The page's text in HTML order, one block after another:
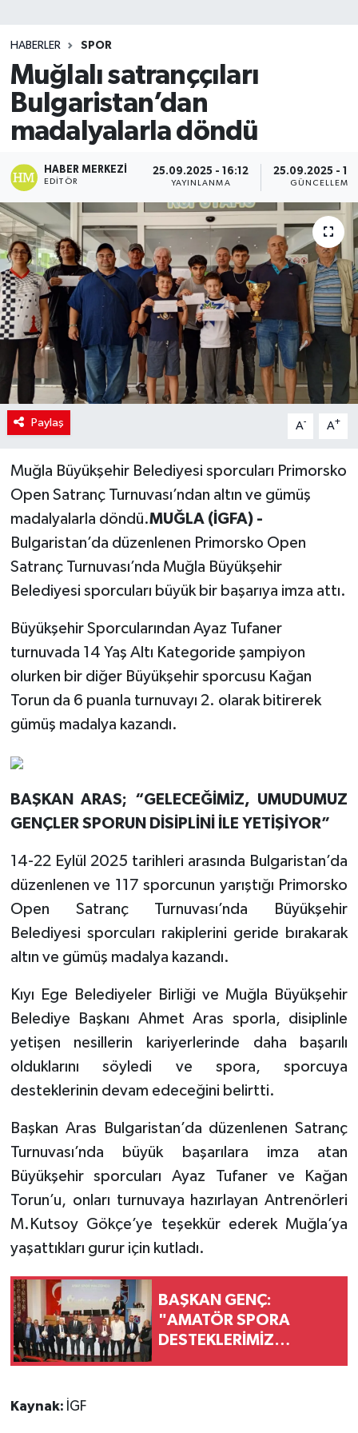
HABERLER SPOR
Muğlalı satranççıları
Bulgaristan’dan
madalyalarla döndü
HABER MERKEZI
EDITÖR
25.09.2025 - 16:12
YAYINLANMA
25.09.2025 -
GÜNCELLEME
Paylaş A- A+
Muğla Büyükşehir Belediyesi sporcuları Primorsko
Open Satranç Turnuvası’ndan altın ve gümüş
madalyalarla döndü.MUĞLA (İGFA) -
Bulgaristan’da düzenlenen Primorsko Open
Satranç Turnuvası’nda Muğla Büyükşehir
Belediyesi sporcuları büyük bir başarıya imza attı.
Büyükşehir Sporcularından Ayaz Tufaner
turnuvada 14 Yaş Altı Kategoride şampiyon
olurken bir diğer Büyükşehir sporcusu Kağan
Torun da 6 puanla turnuvayı 2. olarak bitirerek
gümüş madalya kazandı.
BAŞKAN ARAS; “GELECEĞİMİZ, UMUDUMUZ
GENÇLER SPORUN DİSİPLİNİ İLE YETİŞİYOR”
14-22 Eylül 2025 tarihleri arasında Bulgaristan’da
düzenlenen ve 117 sporcunun yarıştığı Primorsko
Open Satranç Turnuvası’nda Büyükşehir
Belediyesi sporcuları rakiplerini geride bırakarak
altın ve gümüş madalya kazandı.
Kıyı Ege Belediyeler Birliği ve Muğla Büyükşehir
Belediye Başkanı Ahmet Aras sporla, disiplinle
yetişen nesillerin kariyerlerinde daha başarılı
olduklarını söyledi ve spora, sporcuya
desteklerinin devam edeceğini belirtti.
Başkan Aras Bulgaristan’da düzenlenen Satranç
Turnuvası’nda büyük başarılara imza atan
Büyükşehir sporcuları Ayaz Tufaner ve Kağan
Torun’u, onları turnuvaya hazırlayan Antrenörleri
M.Kutsoy Gökçe’ye teşekkür ederek Muğla’ya
yaşattıkları gurur için kutladı.
BAŞKAN GENÇ:
"AMATÖR SPORA
DESTEKLERİMİZ
Kaynak: İGF
Teknoloji
TRABZON